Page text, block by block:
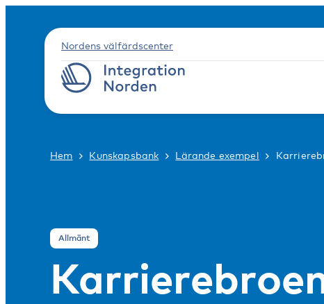
Nordens välfärdscenter
Hem Kunskapsbank Lärande exempel
Allmänt